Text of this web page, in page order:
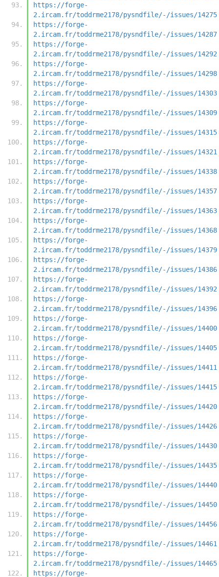
https://forge-
2.ircam.fr/toddrme2178/pysndfile/-/issues/14275
https://forge-
2.ircam.fr/toddrme2178/pysndfile/-/issues/14287
https://forge-
2.ircam.fr/toddrme2178/pysndfile/-/issues/14292
https://forge-
2.ircam.fr/toddrme2178/pysndfile/-/issues/14298
https://forge-
2.ircam.fr/toddrme2178/pysndfile/-/issues/14303
https://forge-
2.ircam.fr/toddrme2178/pysndfile/-/issues/14309
https://forge-
2.ircam.fr/toddrme2178/pysndfile/-/issues/14315
https://forge-
2.ircam.fr/toddrme2178/pysndfile/-/issues/14321
https://forge-
2.ircam.fr/toddrme2178/pysndfile/-/issues/14338
https://forge-
2.ircam.fr/toddrme2178/pysndfile/-/issues/14357
https://forge-
2.ircam.fr/toddrme2178/pysndfile/-/issues/14363
https://forge-
2.ircam.fr/toddrme2178/pysndfile/-/issues/14368
https://forge-
2.ircam.fr/toddrme2178/pysndfile/-/issues/14379
https://forge-
2.ircam.fr/toddrme2178/pysndfile/-/issues/14386
https://forge-
2.ircam.fr/toddrme2178/pysndfile/-/issues/14392
https://forge-
2.ircam.fr/toddrme2178/pysndfile/-/issues/14396
https://forge-
2.ircam.fr/toddrme2178/pysndfile/-/issues/14400
https://forge-
2.ircam.fr/toddrme2178/pysndfile/-/issues/14405
https://forge-
2.ircam.fr/toddrme2178/pysndfile/-/issues/14411
https://forge-
2.ircam.fr/toddrme2178/pysndfile/-/issues/14415
https://forge-
2.ircam.fr/toddrme2178/pysndfile/-/issues/14420
https://forge-
2.ircam.fr/toddrme2178/pysndfile/-/issues/14426
https://forge-
2.ircam.fr/toddrme2178/pysndfile/-/issues/14430
https://forge-
2.ircam.fr/toddrme2178/pysndfile/-/issues/14435
https://forge-
2.ircam.fr/toddrme2178/pysndfile/-/issues/14440
https://forge-
2.ircam.fr/toddrme2178/pysndfile/-/issues/14450
https://forge-
2.ircam.fr/toddrme2178/pysndfile/-/issues/14456
https://forge-
2.ircam.fr/toddrme2178/pysndfile/-/issues/14461
https://forge-
2.ircam.fr/toddrme2178/pysndfile/-/issues/14465
https://forge-